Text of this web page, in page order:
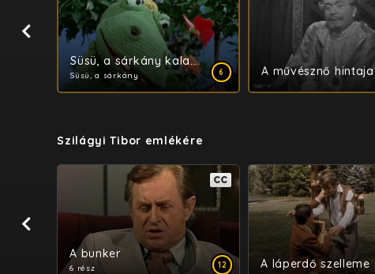
6
Süsü, a sárkány kalandjai
Süsü, a sárkány A művésznő hintaja
​Szilágyi Tibor emlékére
12
CC
A bunker
6 rész A láperdő szelleme